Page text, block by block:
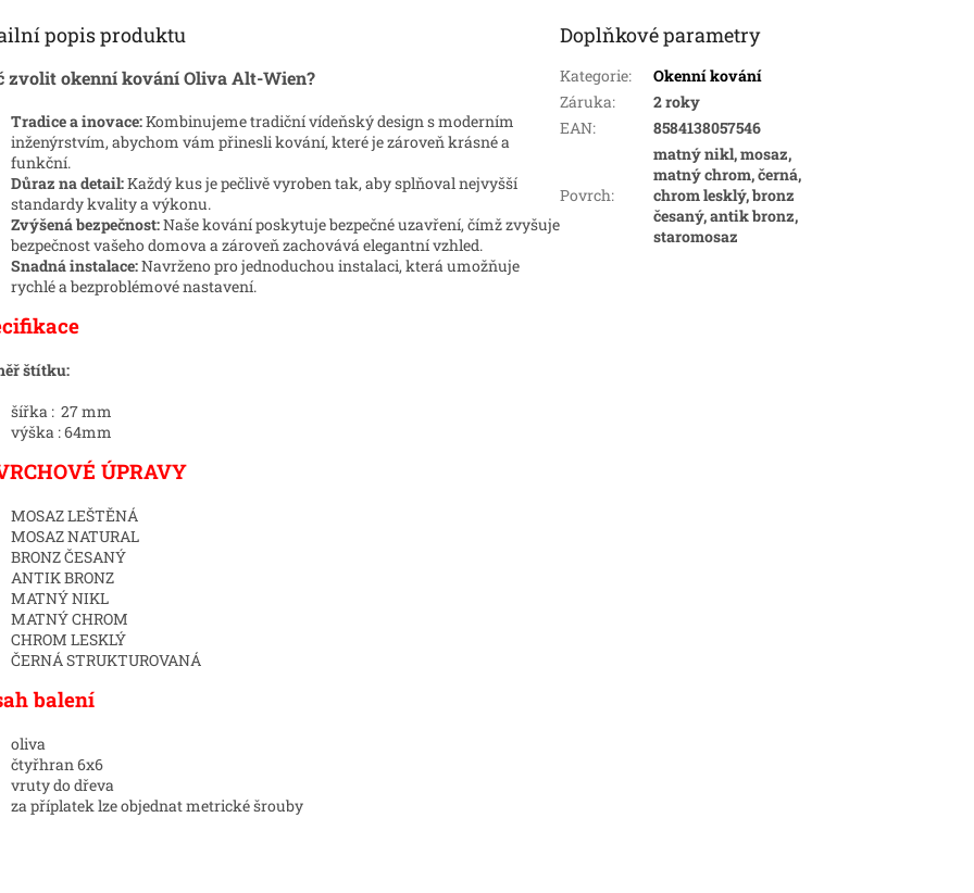
popis produktu
zvolit okenní kování Oliva Alt-Wien?
Tradice a inovace:Kombinujeme tradiční vídeňský design s moderním
inženýrstvím, abychom vám přinesli kování, které je zároveň krásné a
funkční.
Důraz na detail:Každý kus je pečlivě vyroben tak, aby splňoval nejvyšší
standardy kvality a výkonu.
Zvýšená bezpečnost:Naše kování poskytuje bezpečné uzavření, čímž zvyšuje
bezpečnost vašeho domova a zároveň zachovává elegantní vzhled.
Snadná instalace:Navrženo pro jednoduchou instalaci, která umožňuje
rychlé a bezproblémové nastavení.
štítku:
šířka : 27 mm
výška : 64mm
ÚPRAVY
MOSAZ LEŠTĚNÁ
MOSAZ NATURAL
BRONZ ČESANÝ
ANTIK BRONZ
MATNÝ NIKL
MATNÝ CHROM
CHROM LESKLÝ
ČERNÁ STRUKTUROVANÁ
balení
oliva
čtyřhran 6x6
vruty do dřeva
za příplatek lze objednat metrické šrouby
Doplňkové parametry
Kategorie:
Okenní kování
Záruka:
2 roky
EAN: 8584138057546
Povrch:
matný nikl, mosaz,
matný chrom, černá,
chrom lesklý, bronz
česaný, antik bronz,
staromosaz